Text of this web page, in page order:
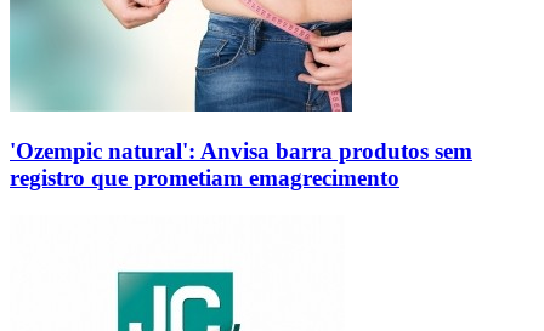
'Ozempic natural': Anvisa barra produtos sem
registro que prometiam emagrecimento